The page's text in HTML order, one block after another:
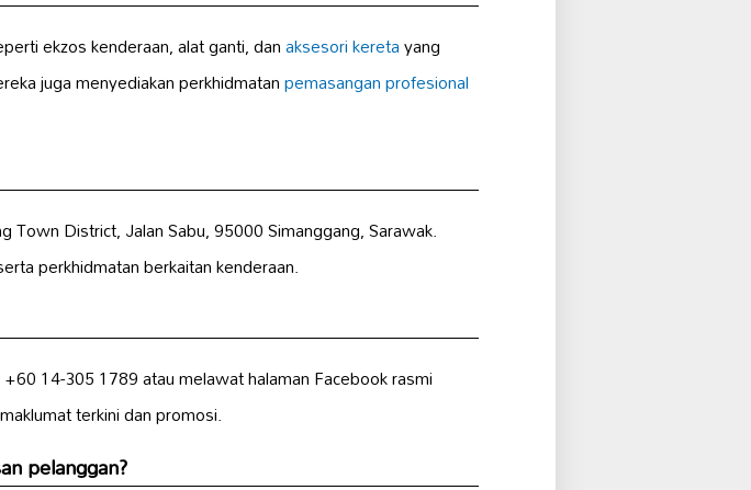
ekzos kenderaan, alat ganti, danaksesori keretayang
juga menyediakan perkhidmatanpemasangan profesional
District, Jalan Sabu, 95000 Simanggang, Sarawak.
perkhidmatan berkaitan kenderaan.
14-305 1789 atau melawat halaman Facebook rasmi
terkini dan promosi.
pelanggan?